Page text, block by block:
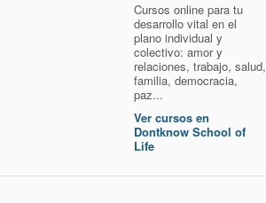
Cursos online para tu
desarrollo vital en el
plano individual y
colectivo: amor y
relaciones, trabajo, salud,
familia, democracia,
paz...
Ver cursos en
Dontknow School of
Life